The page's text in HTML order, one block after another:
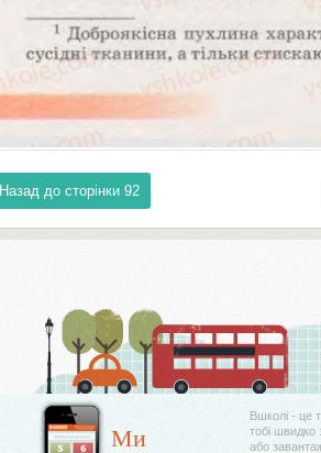
Назад до сторінки 92
Ми
Вшколі - це
тобі швидко
або